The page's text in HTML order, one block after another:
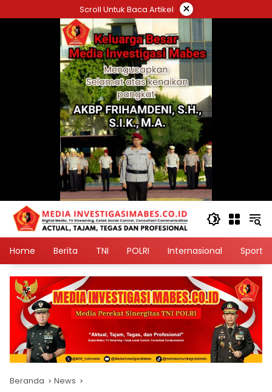
ke
Scroll Untuk Baca Artikel ×
Home Berita TNI POLRI Internasional Sport
Beranda News